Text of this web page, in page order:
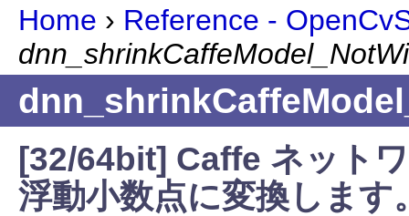
Home › Reference -
[32/64bit] Caffe ネット
浮動小数点に変換します